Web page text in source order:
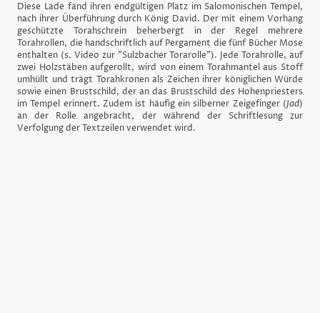
Diese Lade fand ihren endgültigen Platz im Salomonischen Tempel,
nach ihrer Überführung durch König David. Der mit einem Vorhang
geschützte Torahschrein beherbergt in der Regel mehrere
Torahrollen, die handschriftlich auf Pergament die fünf Bücher Mose
enthalten (s. Video zur "Sulzbacher Torarolle"). Jede Torahrolle, auf
zwei Holzstäben aufgerollt, wird von einem Torahmantel aus Stoff
umhüllt und trägt Torahkronen als Zeichen ihrer königlichen Würde
sowie einen Brustschild, der an das Brustschild des Hohenpriesters
im Tempel erinnert. Zudem ist häufig ein silberner Zeigefinger (Jad)
an der Rolle angebracht, der während der Schriftlesung zur
Verfolgung der Textzeilen verwendet wird.